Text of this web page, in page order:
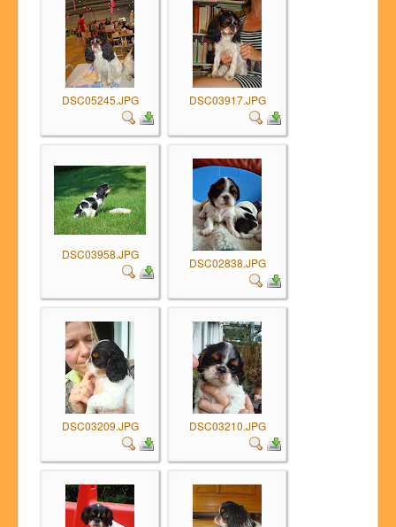
DSC05245.JPG DSC03917.JPG
DSC03958.JPG
DSC02838.JPG
DSC03209.JPG DSC03210.JPG